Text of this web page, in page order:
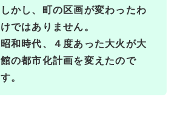
しかし、町の区画が変わったわ
けではありません。
昭和時代、４度あった大火が大
館の都市化計画を変えたので
す。